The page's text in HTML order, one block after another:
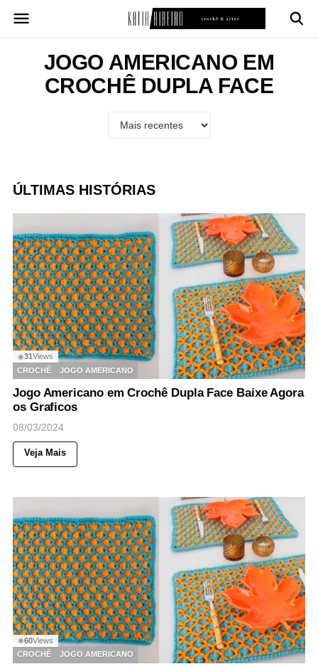
para
JOGO AMERICANO EM
CROCHÊ DUPLA FACE
ÚLTIMAS HISTÓRIAS
◉31 Views
CROCHÊ
JOGO AMERICANO
Jogo Americano em Crochê Dupla Face Baixe Agora
os Graficos
08/03/2024
Veja Mais
◉60Views
CROCHÊ
JOGO AMERICANO